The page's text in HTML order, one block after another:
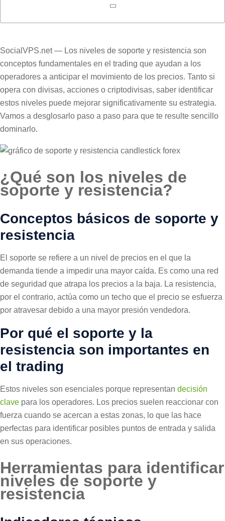
SocialVPS.net — Los niveles de soporte y resistencia son
conceptos fundamentales en el trading que ayudan a los
operadores a anticipar el movimiento de los precios. Tanto si
opera con divisas, acciones o criptodivisas, saber identificar
estos niveles puede mejorar significativamente su estrategia.
Vamos a desglosarlo paso a paso para que te resulte sencillo
dominarlo.
¿Qué son los niveles de
soporte y resistencia?
Conceptos básicos de soporte y
resistencia
El soporte se refiere a un nivel de precios en el que la
demanda tiende a impedir una mayor caída. Es como una red
de seguridad que atrapa los precios a la baja. La resistencia,
por el contrario, actúa como un techo que el precio se esfuerza
por atravesar debido a una mayor presión vendedora.
Por qué el soporte y la
resistencia son importantes en
el trading
Estos niveles son esenciales porque representan decisión
clave para los operadores. Los precios suelen reaccionar con
fuerza cuando se acercan a estas zonas, lo que las hace
perfectas para identificar posibles puntos de entrada y salida
en sus operaciones.
Herramientas para identificar
niveles de soporte y
resistencia